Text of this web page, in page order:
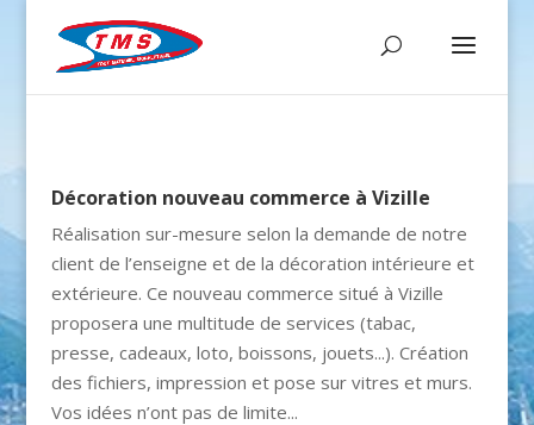
Décoration nouveau commerce à Vizille
Réalisation sur-mesure selon la demande de notre
client de l’enseigne et de la décoration intérieure et
extérieure. Ce nouveau commerce situé à Vizille
proposera une multitude de services (tabac,
presse, cadeaux, loto, boissons, jouets...). Création
des fichiers, impression et pose sur vitres et murs.
Vos idées n’ont pas de limite...